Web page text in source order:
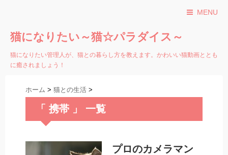
MENU
猫になりたい～猫☆パラダイス～
猫になりたい管理人が、猫との暮らし方を教えます。かわいい猫動画ととも
に癒されましょう！
ホーム > 猫との生活 >
「 携帯 」 一覧
プロのカメラマン